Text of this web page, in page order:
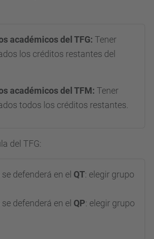
académicos del TFG: Tener
los créditos restantes del
académicos del TFM: Tener
todos los créditos restantes.
del TFG:
se defenderá en el QT: elegir grupo
se defenderá en el QP: elegir grupo